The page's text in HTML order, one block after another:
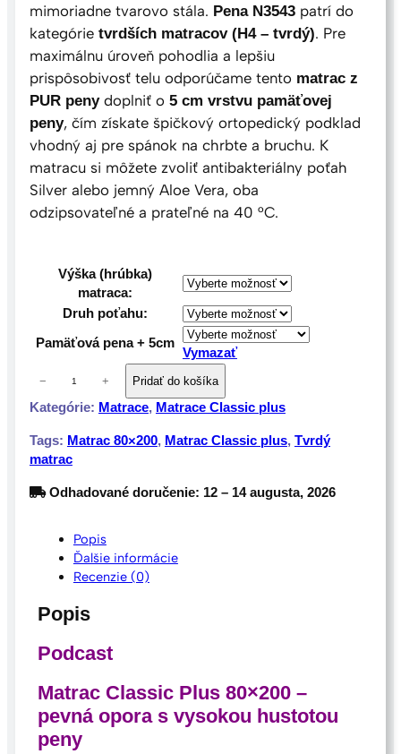
€
u
g
h
3
0
€
mimoriadne tvarovo stála. Pena N3543patrí do
kategórie tvrdších matracov (H4 – tvrdý). Pre
maximálnu úroveň pohodlia a lepšiu
prispôsobivosť telu odporúčame tento matrac z
PUR penydoplniť o 5 cm vrstvu pamäťovej
peny, čím získate špičkový ortopedický podklad
vhodný aj pre spánok na chrbte a bruchu. K
matracu si môžete zvoliť antibakteriálny poťah
Silver alebo jemný Aloe Vera, oba
odzipsovateľné a prateľné na 40 °C.
Výška (hrúbka)
matraca:
Druh poťahu:
Pamäťová pena + 5cm
Vymazať
o
s
t
v
o
− + Pridať do košíka
Kategórie: Matrace, Matrace Classic plus
Tags: Matrac 80×200, Matrac Classic plus, Tvrdý
matrac
Odhadované doručenie: 12 – 14 augusta, 2026
Popis
Ďalšie informácie
Recenzie (0)
Popis
Podcast
Matrac Classic Plus 80×200 –
pevná opora s vysokou hustotou
peny